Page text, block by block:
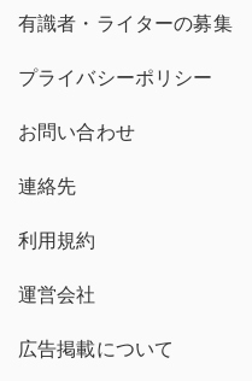
有識者・ライターの募集
プライバシーポリシー
お問い合わせ
連絡先
利用規約
運営会社
広告掲載について